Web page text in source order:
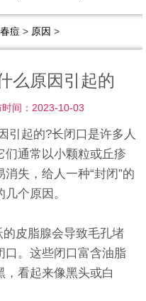
痘 > 原因 >
么原因引起的
时间：2023-10-03
起的?长闭口是许多人
们通常以小颗粒或丘疹
失，给人一种“封闭”的
个原因。
皮脂腺会导致毛孔堵
口。这些闭口富含油脂
看起来像黑头或白